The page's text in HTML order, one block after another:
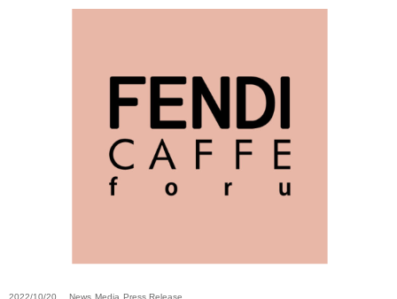
2022/10/20 News Media Press Release